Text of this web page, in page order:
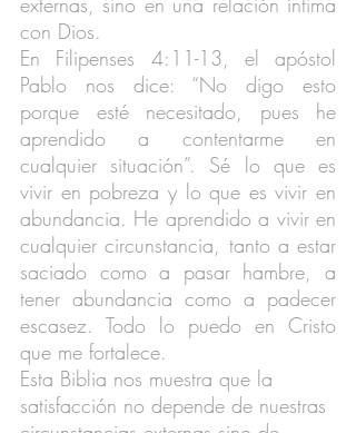
con Dios.
En Filipenses 4:11-13, el apóstol
Pablo nos dice: “No digo esto
porque esté necesitado, pues he
aprendido a contentarme en
cualquier situación”. Sé lo que es
vivir en pobreza y lo que es vivir en
abundancia. He aprendido a vivir en
cualquier circunstancia, tanto a estar
saciado como a pasar hambre, a
tener abundancia como a padecer
escasez. Todo lo puedo en Cristo
que me fortalece.
Esta Biblia nos muestra que la
satisfacción no depende de nuestras